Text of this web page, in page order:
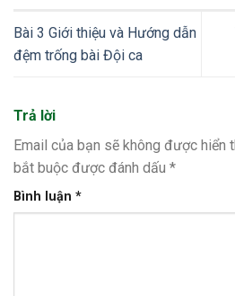
Bài 3 Giới thiệu và Hướng dẫn
đệm trống bài Đội ca
Trả lời
Email của bạn sẽ không được hiển
bắt buộc được đánh dấu *
Bình luận *